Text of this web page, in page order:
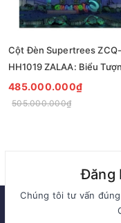
Cột Đèn Supertrees ZCQ-
HH1019 ZALAA: Biểu
Sáng Cho Đại Đô Thị
485.000.000₫
505.000.000₫
Đăng
Chúng tôi tư vấn